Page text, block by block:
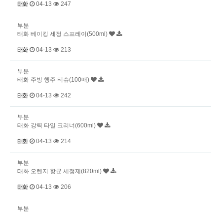
태화 04-13 247
부분
태화 베이킹 세정 스프레이(500ml)
태화 04-13 213
부분
태화 주방 행주 티슈(100매)
태화 04-13 242
부분
태화 강력 타일 크리너(600ml)
태화 04-13 214
부분
태화 오렌지 항균 세정제(820ml)
태화 04-13 206
부분